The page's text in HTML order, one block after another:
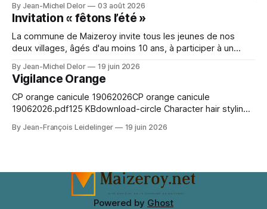
with comfort during events or photo shoots. Lighting can
change how textures and colours appear in photographs.
For event preparation, Space Ereshkigal cosplay
By Jean-Michel Delor 03 août 2026
Invitation « fêtons l’été »
La commune de Maizeroy invite tous les jeunes de nos
deux villages, âgés d'au moins 10 ans, à participer à un
création. Venez nombreux !
By Jean-Michel Delor 19 juin 2026
Vigilance Orange
CP orange canicule 19062026CP orange canicule
19062026.pdf125 KBdownload-circle Character hair styling
A wig cap can improve stability and keep natural hair
By Jean-François Leidelinger 19 juin 2026
Powered by Ghost